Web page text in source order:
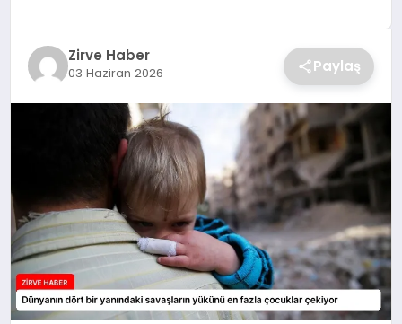
SAĞLIK
Zirve Haber
03 Haziran 2026 Paylaş